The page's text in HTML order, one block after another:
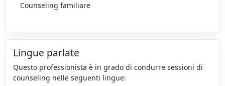
Counseling familiare
Lingue parlate
Questo professionista è in grado di condurre sessioni di
counseling nelle seguenti lingue: